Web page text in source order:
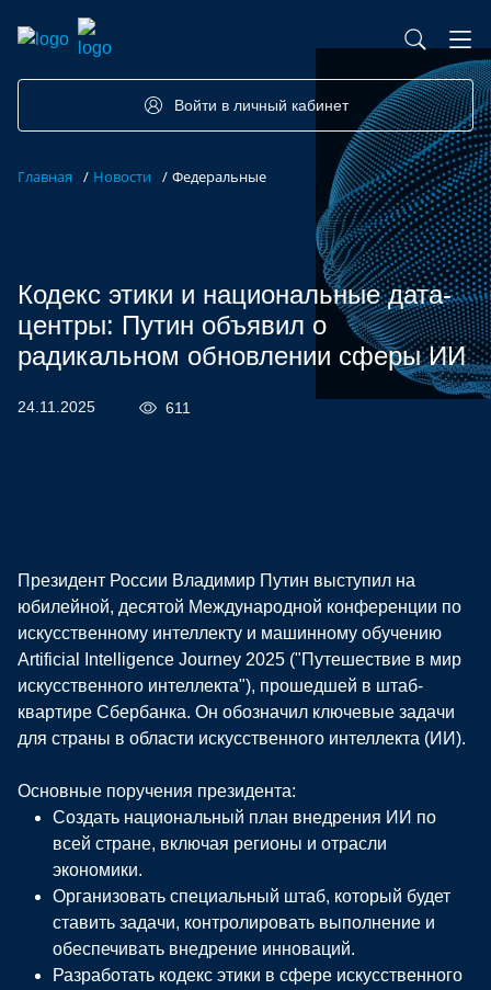
Войти в личный кабинет
Главная / Новости / Федеральные
Кодекс этики и национальные дата-
центры: Путин объявил о
радикальном обновлении сферы ИИ
24.11.2025 611
Президент России Владимир Путин выступил на
юбилейной, десятой Международной конференции по
искусственному интеллекту и машинному обучению
Artificial Intelligence Journey 2025 ("Путешествие в мир
искусственного интеллекта"), прошедшей в штаб-
квартире Сбербанка. Он обозначил ключевые задачи
для страны в области искусственного интеллекта (ИИ).
Основные поручения президента:
Создать национальный план внедрения ИИ по
всей стране, включая регионы и отрасли
экономики.
Организовать специальный штаб, который будет
ставить задачи, контролировать выполнение и
обеспечивать внедрение инноваций.
Разработать кодекс этики в сфере искусственного
Форумы/Конференции